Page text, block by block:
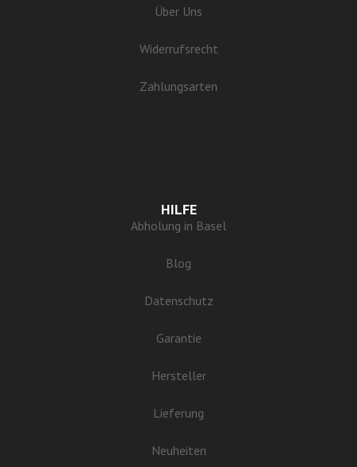
Über Uns
Widerrufsrecht
Zahlungsarten
HILFE
Abholung in Basel
Blog
Datenschutz
Garantie
Hersteller
Lieferung
Neuheiten